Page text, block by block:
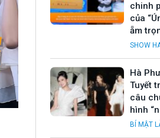
chinh
của
ẵm
SHOW
Hà
Tuyết
câu
hình
BÍ MẬT